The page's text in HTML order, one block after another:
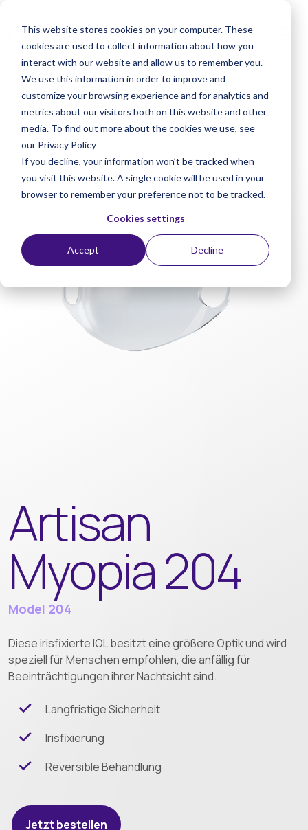
This website stores cookies on your computer. These
cookies are used to collect information about how you
interact with our website and allow us to remember you.
We use this information in order to improve and
customize your browsing experience and for analytics and
metrics about our visitors both on this website and other
media. To find out more about the cookies we use, see
our Privacy Policy
If you decline, your information won’t be tracked when
you visit this website. A single cookie will be used in your
browser to remember your preference not to be tracked.
Cookies settings
Accept Decline
< Produkte < Artisan Myopia 204
Artisan
Myopia 204
Model 204
Diese irisfixierte IOL besitzt eine größere Optik und wird
speziell für Menschen empfohlen, die anfällig für
Beeinträchtigungen ihrer Nachtsicht sind.
Langfristige Sicherheit
Irisfixierung
Reversible Behandlung
Jetzt bestellen